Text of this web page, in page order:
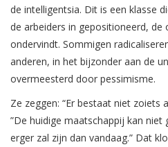
de intelligentsia. Dit is een klasse
de arbeiders in gepositioneerd, de
ondervindt. Sommigen
anderen, in het bijzonder aan de
overmeesterd door pessimisme.
Ze zeggen: “Er bestaat niet zoiets
”De huidige maatschappij kan
erger zal zijn dan vandaag.” Dat